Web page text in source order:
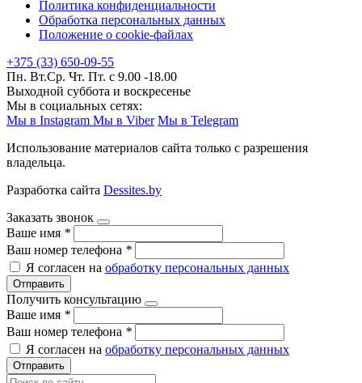
Политика конфиденциальности
Обработка персональных данных
Положение о cookie-файлах
+375 (33) 650-09-55
Пн. Вт.Ср. Чт. Пт. с 9.00 -18.00
Выходной суббота и воскресенье
Мы в социальных сетях:
Мы в Instagram Мы в Viber Мы в Telegram
Использование материалов сайта только с разрешения
владельца.
Разработка сайта Dessites.by
Заказать звонок
Ваше имя *
Ваш номер телефона *
Я согласен на обработку персональных данных
Отправить
Получить консультацию
Ваше имя *
Ваш номер телефона *
Я согласен на обработку персональных данных
Отправить